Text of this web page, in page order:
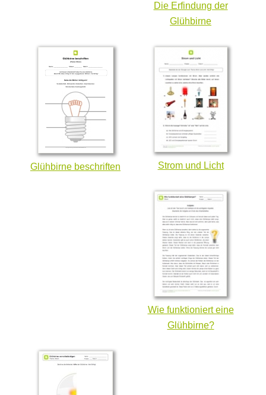
Die Erfindung der
Glühbirne
Glühbirne beschriften Strom und Licht
Wie funktioniert eine
Glühbirne?